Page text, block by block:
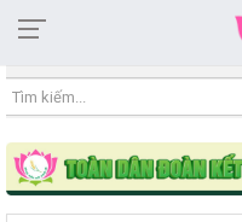
01:23:25 06/08/2026